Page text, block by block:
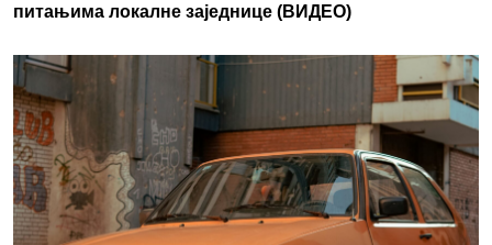
питањима локалне заједнице (ВИДЕО)